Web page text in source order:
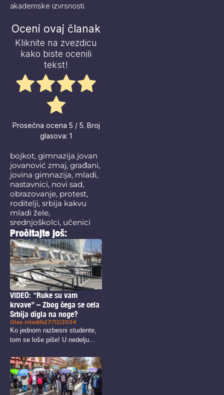
akademske izvrsnosti.
Oceni ovaj članak
Kliknite na zvezdicu
kako biste ocenili
tekst!
Prosečna ocena 5 / 5. Broj
glasova: 1
bojkot, gimnazija jovan
jovanović zmaj, građani,
jovina gimnazija, mladi,
nastavnici, novi sad,
obrazovanje, protest,
roditelji, srbija kakvu
mladi žele,
srednjoškolci, učenici
Pročitajte još:
VIDEO: “Ruke su vam
krvave” – Zbog čega se cela
Srbija digla na noge?
Glas mladih 27/12/2024
Ko jednom razbesni studente,
tom se loše piše! U nedelju...